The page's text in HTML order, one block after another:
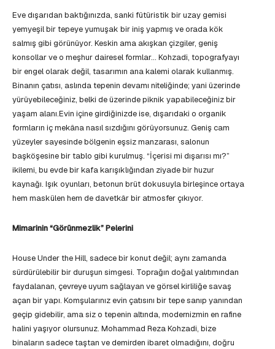
Eve dışarıdan baktığınızda, sanki fütüristik bir uzay gemisi
yemyeşil bir tepeye yumuşak bir iniş yapmış ve orada kök
salmış gibi görünüyor. Keskin ama akışkan çizgiler, geniş
konsollar ve o meşhur dairesel formlar… Kohzadi, topografyayı
bir engel olarak değil, tasarımın ana kalemi olarak kullanmış.
Binanın çatısı, aslında tepenin devamı niteliğinde; yani üzerinde
yürüyebileceğiniz, belki de üzerinde piknik yapabileceğiniz bir
yaşam alanı.Evin içine girdiğinizde ise, dışarıdaki o organik
formların iç mekâna nasıl sızdığını görüyorsunuz. Geniş cam
yüzeyler sayesinde bölgenin eşsiz manzarası, salonun
başköşesine bir tablo gibi kurulmuş. “İçerisi mi dışarısı mı?”
ikilemi, bu evde bir kafa karışıklığından ziyade bir huzur
kaynağı. Işık oyunları, betonun brüt dokusuyla birleşince ortaya
hem maskülen hem de davetkâr bir atmosfer çıkıyor.
Mimarinin “Görünmezlik” Pelerini
House Under the Hill, sadece bir konut değil; aynı zamanda
sürdürülebilir bir duruşun simgesi. Toprağın doğal yalıtımından
faydalanan, çevreye uyum sağlayan ve görsel kirliliğe savaş
açan bir yapı. Komşularınız evin çatısını bir tepe sanıp yanından
geçip gidebilir, ama siz o tepenin altında, modernizmin en rafine
halini yaşıyor olursunuz. Mohammad Reza Kohzadi, bize
binaların sadece taştan ve demirden ibaret olmadığını, doğru